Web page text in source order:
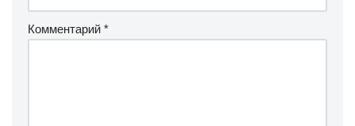
Комментарий *